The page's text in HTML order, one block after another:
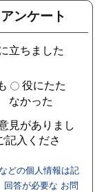
ンケート
立ちました
役にたた
なかった
見がありまし
記入くださ
どの個人情報は記
回答が必要な お問